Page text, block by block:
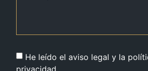
He leído el aviso legal y la
privacidad